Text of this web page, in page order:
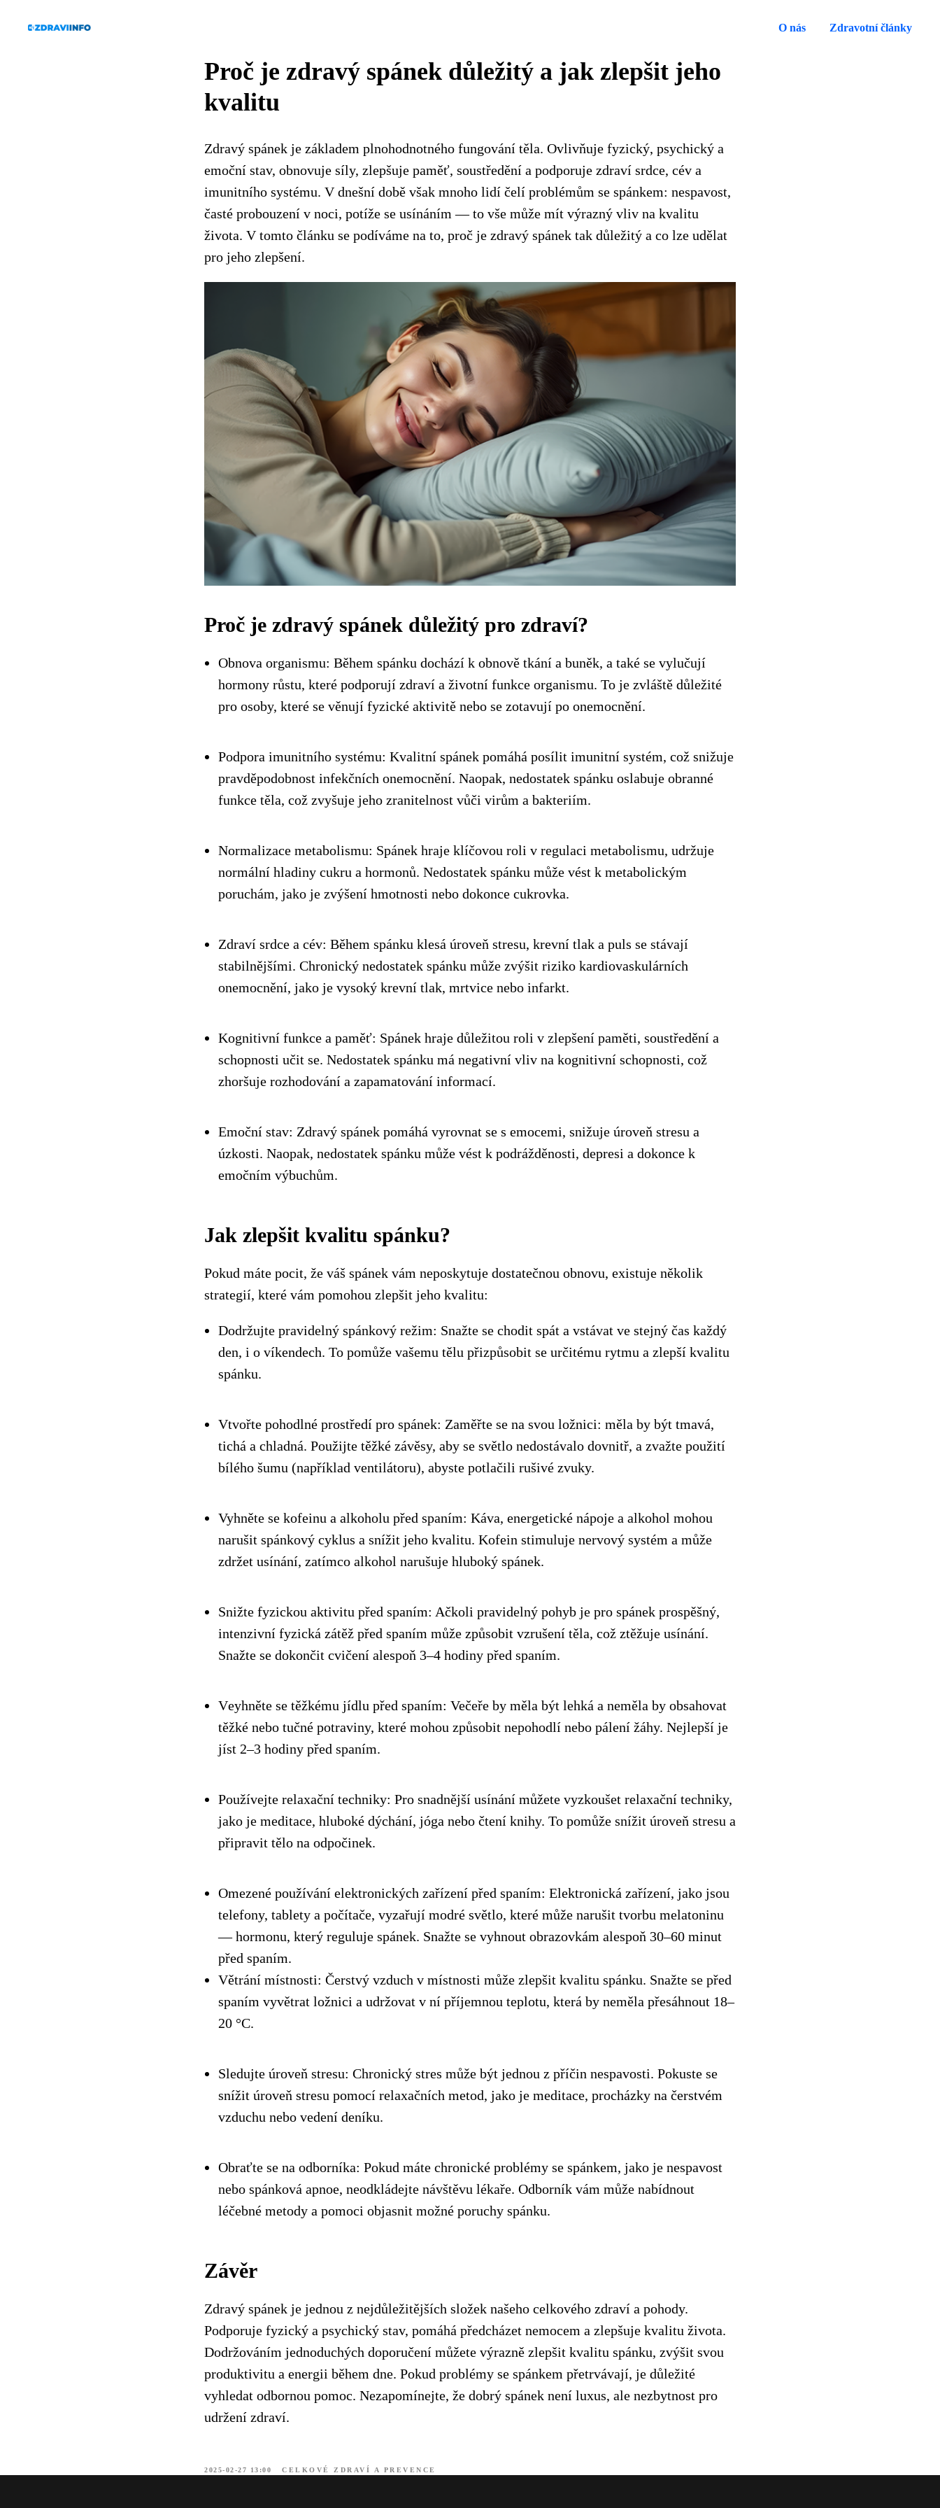
O nás Zdravotní články
Proč je zdravý spánek důležitý a jak zlepšit jeho
kvalitu
Zdravý spánek je základem plnohodnotného fungování těla. Ovlivňuje fyzický, psychický a
emoční stav, obnovuje síly, zlepšuje paměť, soustředění a podporuje zdraví srdce, cév a
imunitního systému. V dnešní době však mnoho lidí čelí problémům se spánkem: nespavost,
časté probouzení v noci, potíže se usínáním — to vše může mít výrazný vliv na kvalitu
života. V tomto článku se podíváme na to, proč je zdravý spánek tak důležitý a co lze udělat
pro jeho zlepšení.
Proč je zdravý spánek důležitý pro zdraví?
Obnova organismu: Během spánku dochází k obnově tkání a buněk, a také se vylučují
hormony růstu, které podporují zdraví a životní funkce organismu. To je zvláště důležité
pro osoby, které se věnují fyzické aktivitě nebo se zotavují po onemocnění.
Podpora imunitního systému: Kvalitní spánek pomáhá posílit imunitní systém, což snižuje
pravděpodobnost infekčních onemocnění. Naopak, nedostatek spánku oslabuje obranné
funkce těla, což zvyšuje jeho zranitelnost vůči virům a bakteriím.
Normalizace metabolismu: Spánek hraje klíčovou roli v regulaci metabolismu, udržuje
normální hladiny cukru a hormonů. Nedostatek spánku může vést k metabolickým
poruchám, jako je zvýšení hmotnosti nebo dokonce cukrovka.
Zdraví srdce a cév: Během spánku klesá úroveň stresu, krevní tlak a puls se stávají
stabilnějšími. Chronický nedostatek spánku může zvýšit riziko kardiovaskulárních
onemocnění, jako je vysoký krevní tlak, mrtvice nebo infarkt.
Kognitivní funkce a paměť: Spánek hraje důležitou roli v zlepšení paměti, soustředění a
schopnosti učit se. Nedostatek spánku má negativní vliv na kognitivní schopnosti, což
zhoršuje rozhodování a zapamatování informací.
Emoční stav: Zdravý spánek pomáhá vyrovnat se s emocemi, snižuje úroveň stresu a
úzkosti. Naopak, nedostatek spánku může vést k podrážděnosti, depresi a dokonce k
emočním výbuchům.
Jak zlepšit kvalitu spánku?
Pokud máte pocit, že váš spánek vám neposkytuje dostatečnou obnovu, existuje několik
strategií, které vám pomohou zlepšit jeho kvalitu:
Dodržujte pravidelný spánkový režim: Snažte se chodit spát a vstávat ve stejný čas každý
den, i o víkendech. To pomůže vašemu tělu přizpůsobit se určitému rytmu a zlepší kvalitu
spánku.
Vtvořte pohodlné prostředí pro spánek: Zaměřte se na svou ložnici: měla by být tmavá,
tichá a chladná. Použijte těžké závěsy, aby se světlo nedostávalo dovnitř, a zvažte použití
bílého šumu (například ventilátoru), abyste potlačili rušivé zvuky.
Vyhněte se kofeinu a alkoholu před spaním: Káva, energetické nápoje a alkohol mohou
narušit spánkový cyklus a snížit jeho kvalitu. Kofein stimuluje nervový systém a může
zdržet usínání, zatímco alkohol narušuje hluboký spánek.
Snižte fyzickou aktivitu před spaním: Ačkoli pravidelný pohyb je pro spánek prospěšný,
intenzivní fyzická zátěž před spaním může způsobit vzrušení těla, což ztěžuje usínání.
Snažte se dokončit cvičení alespoň 3–4 hodiny před spaním.
Vеyhněte se těžkému jídlu před spaním: Večeře by měla být lehká a neměla by obsahovat
těžké nebo tučné potraviny, které mohou způsobit nepohodlí nebo pálení žáhy. Nejlepší je
jíst 2–3 hodiny před spaním.
Používejte relaxační techniky: Pro snadnější usínání můžete vyzkoušet relaxační techniky,
jako je meditace, hluboké dýchání, jóga nebo čtení knihy. To pomůže snížit úroveň stresu a
připravit tělo na odpočinek.
Omezené používání elektronických zařízení před spaním: Elektronická zařízení, jako jsou
telefony, tablety a počítače, vyzařují modré světlo, které může narušit tvorbu melatoninu
— hormonu, který reguluje spánek. Snažte se vyhnout obrazovkám alespoň 30–60 minut
před spaním.
Větrání místnosti: Čerstvý vzduch v místnosti může zlepšit kvalitu spánku. Snažte se před
spaním vyvětrat ložnici a udržovat v ní příjemnou teplotu, která by neměla přesáhnout 18–
20 °C.
Sledujte úroveň stresu: Chronický stres může být jednou z příčin nespavosti. Pokuste se
snížit úroveň stresu pomocí relaxačních metod, jako je meditace, procházky na čerstvém
vzduchu nebo vedení deníku.
Obraťte se na odborníka: Pokud máte chronické problémy se spánkem, jako je nespavost
nebo spánková apnoe, neodkládejte návštěvu lékaře. Odborník vám může nabídnout
léčebné metody a pomoci objasnit možné poruchy spánku.
Závěr
Zdravý spánek je jednou z nejdůležitějších složek našeho celkového zdraví a pohody.
Podporuje fyzický a psychický stav, pomáhá předcházet nemocem a zlepšuje kvalitu života.
Dodržováním jednoduchých doporučení můžete výrazně zlepšit kvalitu spánku, zvýšit svou
produktivitu a energii během dne. Pokud problémy se spánkem přetrvávají, je důležité
vyhledat odbornou pomoc. Nezapomínejte, že dobrý spánek není luxus, ale nezbytnost pro
udržení zdraví.
2025-02-27 13:00 CELKOVÉ ZDRAVÍ A PREVENCE